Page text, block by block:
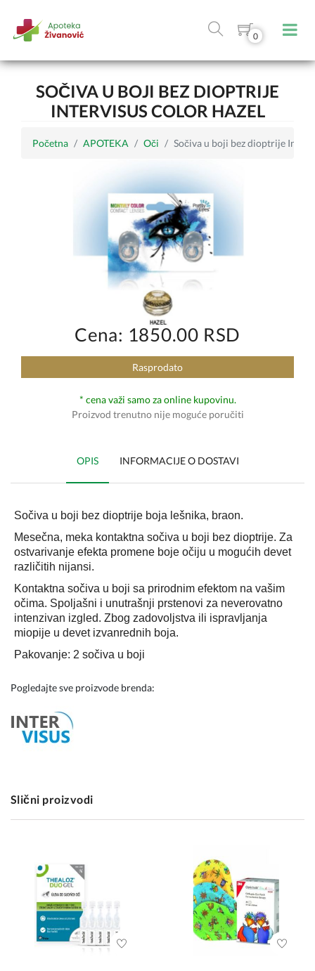
0
SOČIVA U BOJI BEZ DIOPTRIJE
INTERVISUS COLOR HAZEL
Početna APOTEKA Oči Sočiva u boji bez dioptrije
Cena: 1850.00 RSD
Rasprodato
* cena važi samo za online kupovinu.
Proizvod trenutno nije moguće poručiti
OPIS INFORMACIJE O DOSTAVI
Sočiva u boji bez dioptrije boja lešnika, braon.
Mesečna, meka kontaktna sočiva u boji bez dioptrije. Za
ostvarivanje efekta promene boje očiju u mogućih devet
različitih nijansi.
Kontaktna sočiva u boji sa prirodnim efektom na vašim
očima. Spoljašni i unutrašnji prstenovi za neverovatno
intenzivan izgled. Zbog zadovoljstva ili ispravljanja
miopije u devet izvanrednih boja.
Pakovanje: 2 sočiva u boji
Pogledajte sve proizvode brenda:
Slični proizvodi